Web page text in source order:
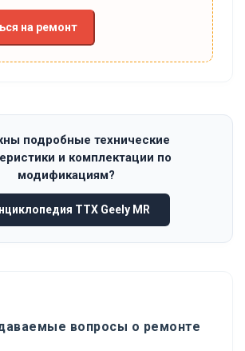
на ремонт
подробные технические
и комплектации по
модификациям?
ТТХ Geely MR
вопросы о ремонте